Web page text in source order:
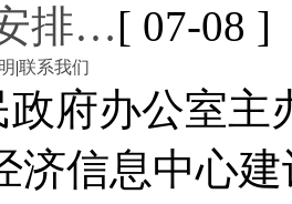
排…[ 07-08 ]
|联系我们
政府办公室
济信息中心建